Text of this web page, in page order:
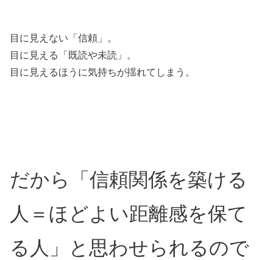
目に見えない「信頼」。
目に見える「既読や未読」。
目に見えるほうに気持ちが揺れてしまう。
だから
「信頼関係を築ける
人＝ほどよい距離感を保て
る人」と思わせられるので